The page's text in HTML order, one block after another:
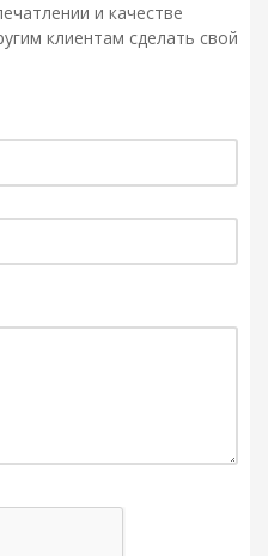
и качестве
клиентам сделать свой